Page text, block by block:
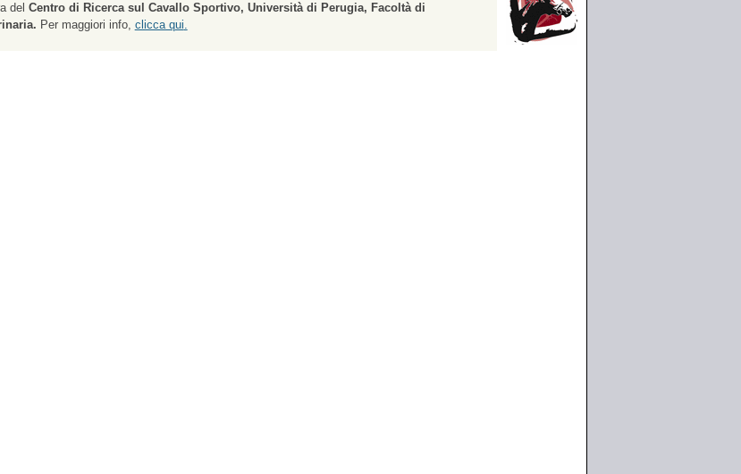
del Centro di Ricerca sul Cavallo Sportivo, Università di Perugia, Facoltà di
. Per maggiori info, clicca qui.